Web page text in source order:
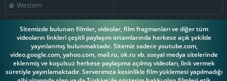
Western
Sitemizde bulunan filmler, videolar, film fragmanları ve diğer tüm
videoların linkleri çeşitli paylaşım ortamlarında herkese açık şekilde
yayınlanmış bulunmaktadır. Sitemiz sadece youtube.com,
video.google.com, yahoo.com, mail.ru, ok.ru vb. sosyal medya sitelerinde
eklenmiş ve koşulsuz herkese paylaşıma açılmış videoları, link vermek
süretiyle yayınlamaktadır. Serverımıza kesinlikle film yüklemesi yapılmadığı